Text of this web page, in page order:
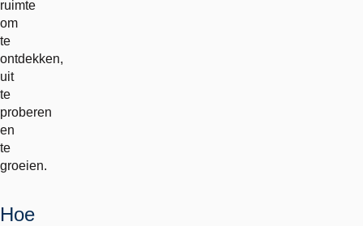
ruimte
om
te
ontdekken,
uit
te
proberen
en
te
groeien.
Hoe